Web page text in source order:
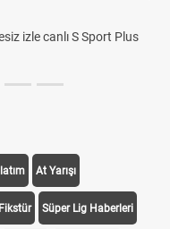
izle canlı S Sport Plus
At Yarışı
Süper Lig Haberleri